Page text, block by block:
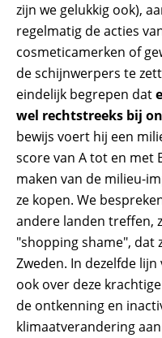
zijn we gelukkig ook),
regelmatig de acties
cosmeticamerken of
de schijnwerpers te
eindelijk begrepen dat
wel rechtstreeks bij
bewijs voert hij een
score van A tot en met
maken van de milieu-
ze kopen. We
andere landen treffen,
"shopping shame",
Zweden. In dezelfde
ook over deze
de ontkenning en
klimaatverandering